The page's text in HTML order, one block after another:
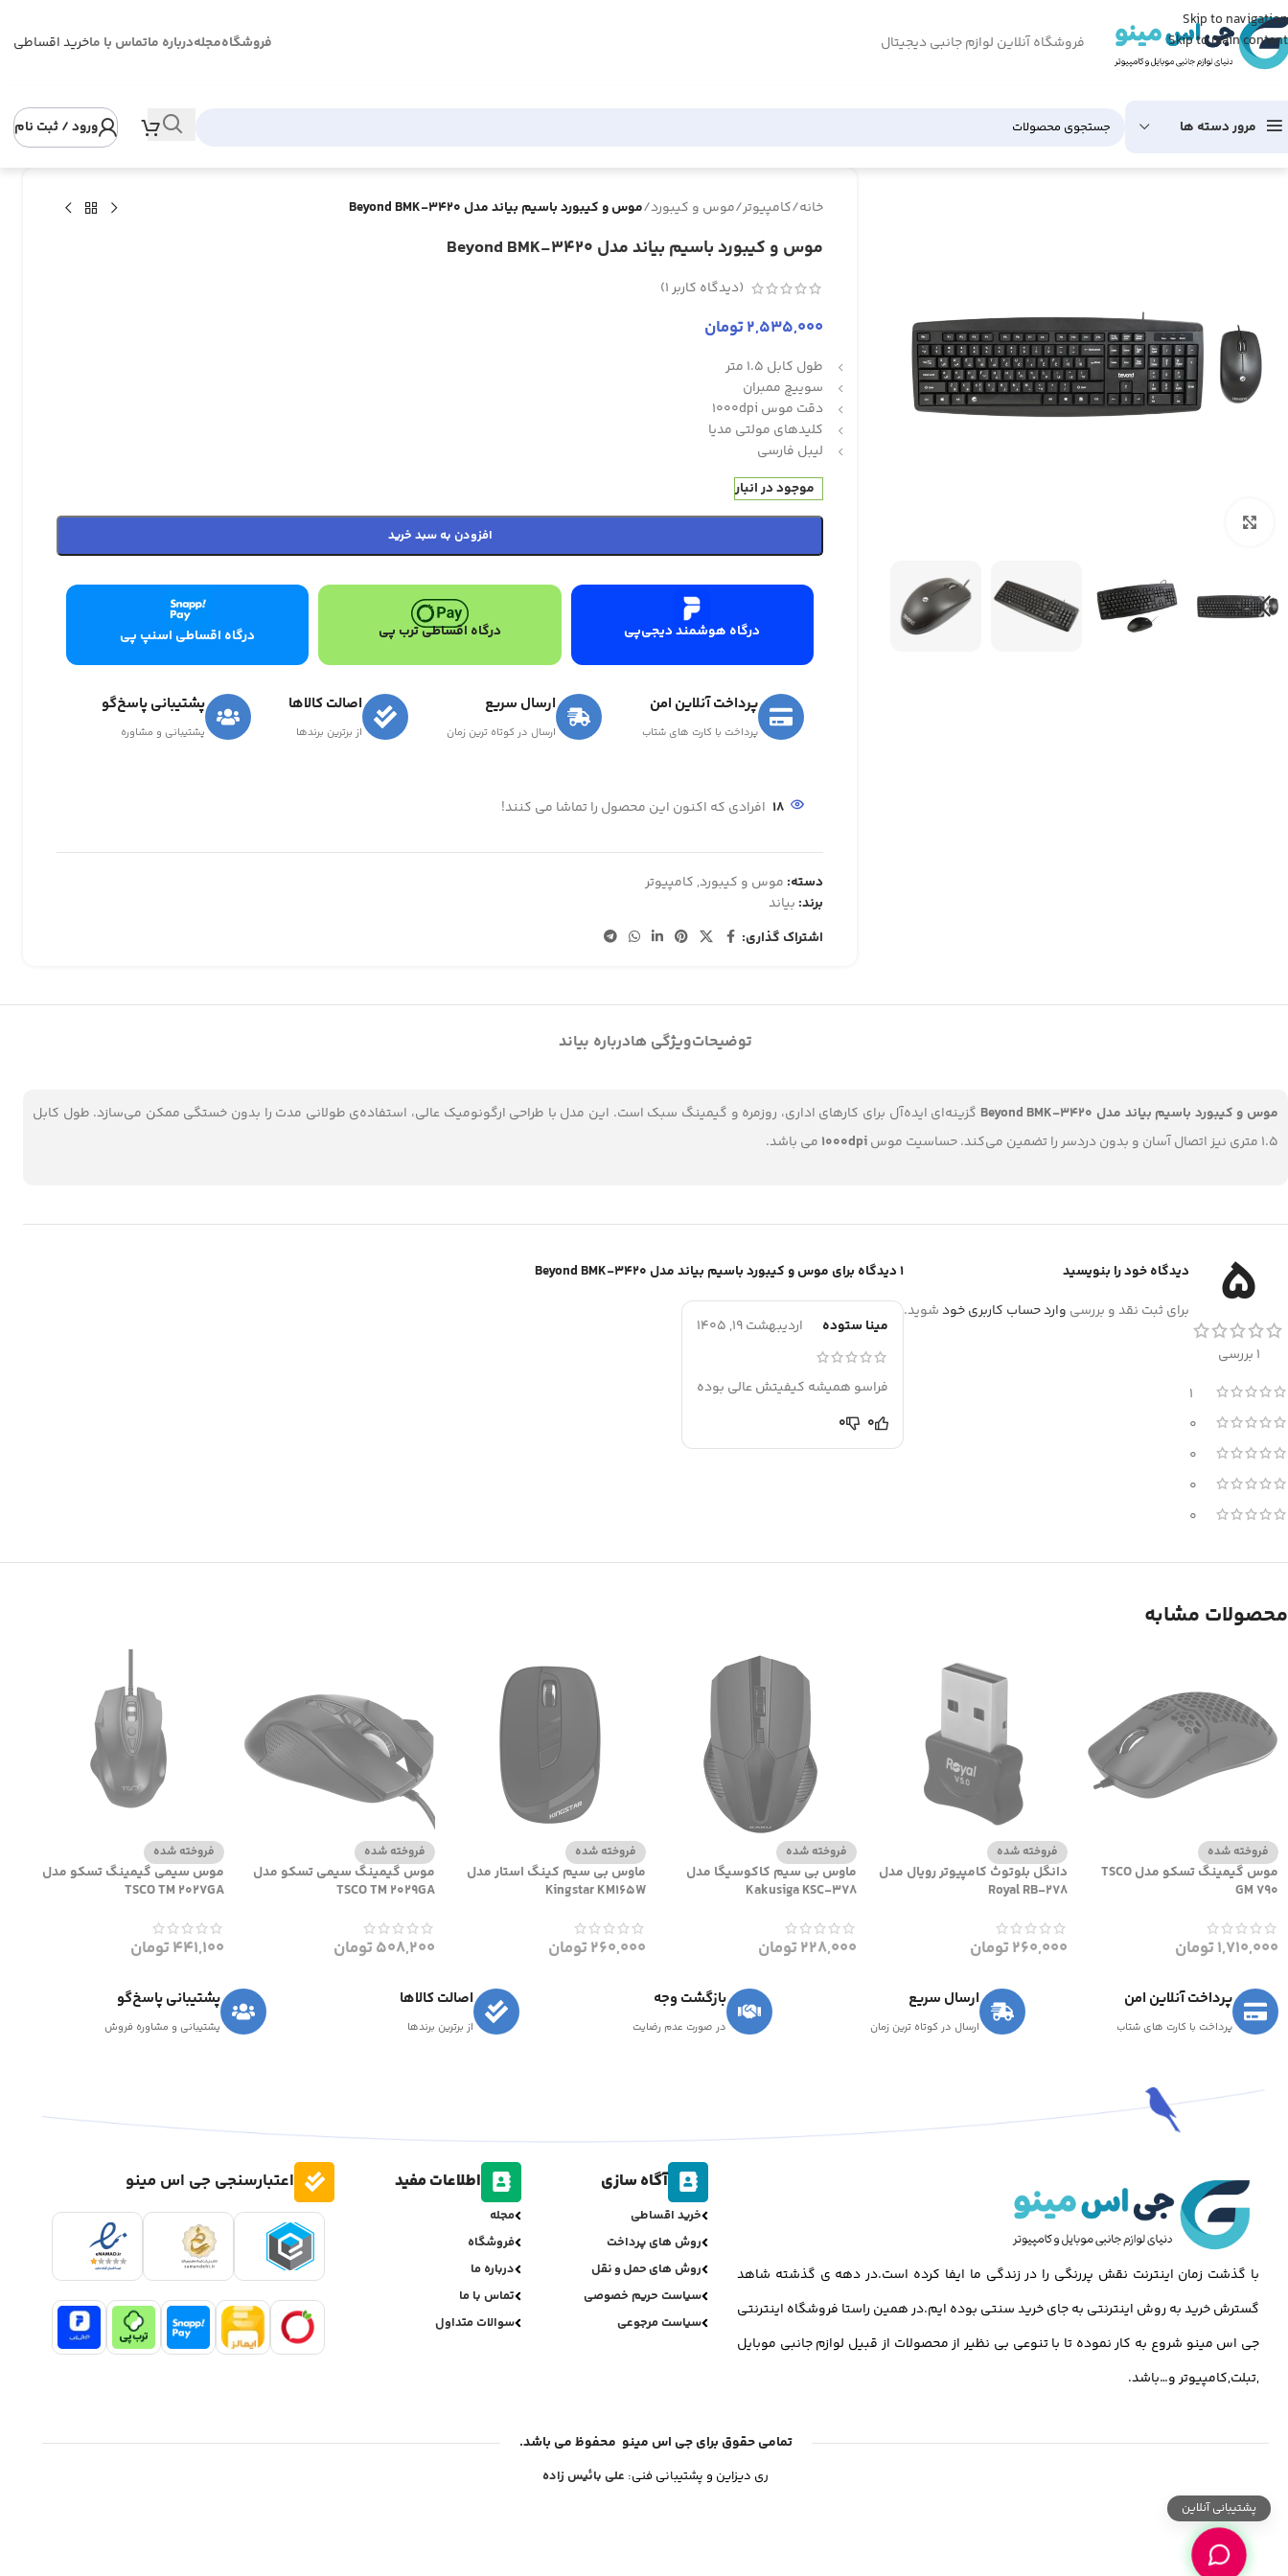
Skip to navigation
Skip to main content
فروشگاه آنلاین لوازم جانبی دیجیتال فروشگاهمجلهدرباره ماتماس با ماخرید اقساطی
مرور دسته ها ورود / ثبت نام
خانه/کامپیوتر/موس و کیبورد/موس و کیبورد باسیم بیاند مدل Beyond BMK-3420
موس و کیبورد باسیم بیاند مدل Beyond BMK-3420
(دیدگاه کاربر1
)
2,535,000تومان
طول کابل 1.5 متر
سوییچ ممبران
دقت موس 1000dpi
کلیدهای مولتی مدیا
لیبل فارسی
موجود در انبار
افزودن به سبد خرید
درگاه هوشمند دیجی‌پی درگاه اقساطی ترب پی درگاه اقساطی اسنپ پی
پرداخت آنلاین امن
پرداخت با کارت های شتاب
ارسال سریع
ارسال در کوتاه ترین زمان
اصالت کالاها
از برترین برندها
پشتیبانی پاسخ‌گو
پشتیبانی و مشاوره
18 افرادی که اکنون این محصول را تماشا می کنند!
دسته: موس و کیبورد, کامپیوتر
برند: بیاند
اشتراک گذاری:
توضیحاتویژگی هادرباره بیاند
موس و کیبورد باسیم بیاند مدل Beyond BMK-3420
گزینه‌ای ایده‌آل برای کارهای اداری، روزمره و گیمینگ سبک است. این مدل با طراحی ارگونومیک عالی، استفاده‌ی طولانی مدت را بدون خستگی ممکن می‌سازد. طول کابل
1.5 متری نیز اتصال آسان و بدون دردسر را تضمین می‌کند. حساسیت موس
1000dpi می باشد.
5
1 بررسی
1
0
0
0
0
1 دیدگاه برای موس و کیبورد باسیم بیاند مدل Beyond BMK-3420
مینا ستوده اردیبهشت 19, 1405
فراسو همیشه کیفیتش عالی بوده
0
0
دیدگاه خود را بنویسید
برای ثبت نقد و بررسی وارد حساب کاربری خودشوید.
محصولات مشابه
فروخته شده
موس گیمینگ تسکو مدل TSCO
GM 790
1,710,000تومان
فروخته شده
دانگل بلوتوث کامپیوتر رویال مدل
Royal RB-278
260,000تومان
فروخته شده
ماوس بی سیم کاکوسیگا مدل
Kakusiga KSC-378
228,000تومان
فروخته شده
ماوس بی سیم کینگ استار مدل
Kingstar KM165W
260,000تومان
فروخته شده
موس گیمینگ سیمی تسکو مدل
TSCO TM 2029GA
508,200تومان
فروخته شده
موس سیمی گیمینگ تسکو مدل
TSCO TM 2027GA
441,100تومان
پرداخت آنلاین امن
پرداخت با کارت های شتاب
ارسال سریع
ارسال در کوتاه ترین زمان
بازگشت وجه
در صورت عدم رضایت
اصالت کالاها
از برترین برندها
پشتیبانی پاسخ‌گو
پشتیبانی و مشاوره فروش
با گذشت زمان اینترنت نقش پررنگی را در زندگی ما ایفا کرده است.در دهه ی گذشته شاهد
گسترش خرید به روش اینترنتی به جای خرید سنتی بوده ایم.در همین راستا فروشگاه اینترنتی
جی اس مینو شروع به کار نموده تا با تنوعی بی نظیر از محصولات از قبیل لوازم جانبی موبایل
,تبلت,کامپیوتر و…باشد.
آگاه سازی
خرید اقساطی
روش های پرداخت
روش های حمل و نقل
سیاست حریم خصوصی
سیاست مرجوعی
اطلاعات مفید
مجله
فروشگاه
درباره ما
تماس با ما
سوالات متداول
اعتبارسنجی جی اس مینو
تمامی حقوق برای جی اس مینو محفوظ می باشد.
ری دیزاین و پشتیبانی فنی: علی بائیس زاده
پشتیبانی آنلاین